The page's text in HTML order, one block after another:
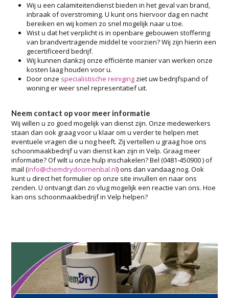
Wij u een calamiteitendienst bieden in het geval van brand,
inbraak of overstroming. U kunt ons hiervoor dag en nacht
bereiken en wij komen zo snel mogelijk naar u toe.
Wist u dat het verplicht is in openbare gebouwen stoffering
van brandvertragende middel te voorzien? Wij zijn hierin een
gecertificeerd bedrijf.
Wij kunnen dankzij onze efficiënte manier van werken onze
kosten laag houden voor u.
Door onze specialistische reiniging ziet uw bedrijfspand of
woning er weer snel representatief uit.
Neem contact op voor meer informatie
Wij willen u zo goed mogelijk van dienst zijn. Onze medewerkers
staan dan ook graag voor u klaar om u verder te helpen met
eventuele vragen die u nog heeft. Zij vertellen u graag hoe ons
schoonmaakbedrijf u van dienst kan zijn in Velp. Graag meer
informatie? Of wilt u onze hulp inschakelen? Bel (0481-450900 ) of
mail (info@chemdrydoornenbal.nl) ons dan vandaag nog. Ook
kunt u direct het formulier op onze site invullen en naar ons
zenden. U ontvangt dan zo vlug mogelijk een reactie van ons. Hoe
kan ons schoonmaakbedrijf in Velp helpen?